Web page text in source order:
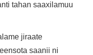
tahan saaxilamuu
jiraate
saanii ni